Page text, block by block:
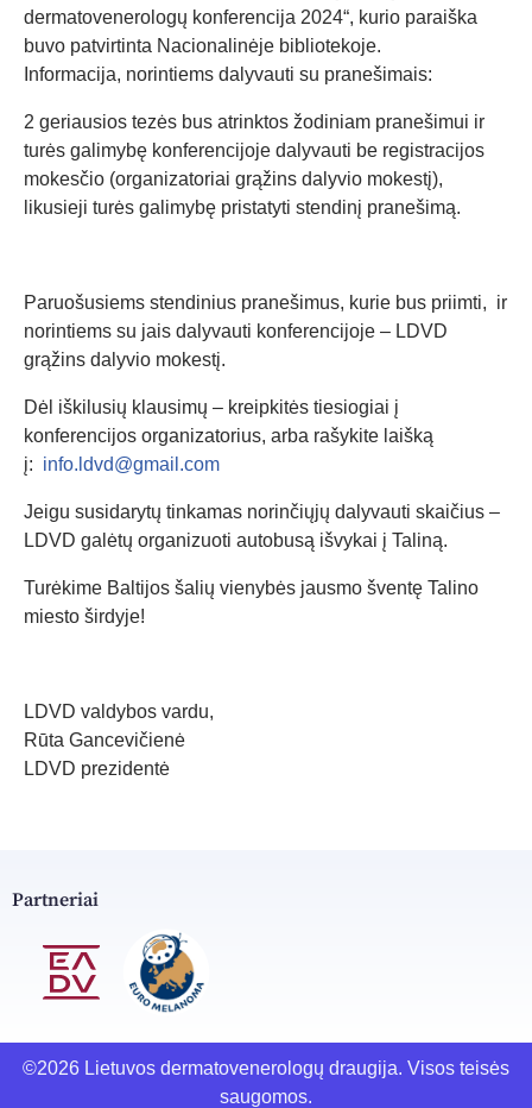
dermatovenerologų konferencija 2024“, kurio paraiška
buvo patvirtinta Nacionalinėje bibliotekoje.
Informacija, norintiems dalyvauti su pranešimais:
2 geriausios tezės bus atrinktos žodiniam pranešimui ir
turės galimybę konferencijoje dalyvauti be registracijos
mokesčio (organizatoriai grąžins dalyvio mokestį),
likusieji turės galimybę pristatyti stendinį pranešimą.
Paruošusiems stendinius pranešimus, kurie bus priimti, ir
norintiems su jais dalyvauti konferencijoje – LDVD
grąžins dalyvio mokestį.
Dėl iškilusių klausimų – kreipkitės tiesiogiai į
konferencijos organizatorius, arba rašykite laišką
į: info.ldvd@gmail.com
Jeigu susidarytų tinkamas norinčiųjų dalyvauti skaičius –
LDVD galėtų organizuoti autobusą išvykai į Taliną.
Turėkime Baltijos šalių vienybės jausmo šventę Talino
miesto širdyje!
LDVD valdybos vardu,
Rūta Gancevičienė
LDVD prezidentė
Partneriai
©2026 Lietuvos dermatovenerologų draugija. Visos teisės
saugomos.